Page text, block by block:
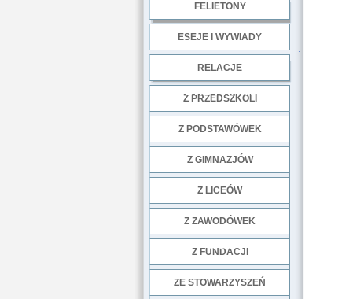
FELIETONY
ESEJE I WYWIADY
RELACJE
Z PRZEDSZKOLI
Z PODSTAWÓWEK
Z GIMNAZJÓW
Z LICEÓW
Z ZAWODÓWEK
Z FUNDACJI
ZE STOWARZYSZEŃ